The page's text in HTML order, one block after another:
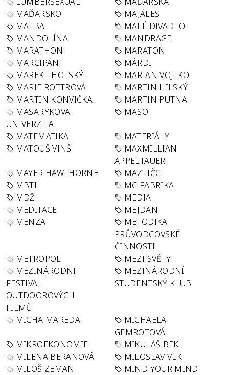
MAĎARSKO
MAJÁLES
MALBA
MALÉ DIVADLO
MANDOLÍNA
MANDRAGE
MARATHON
MARATON
MARCIPÁN
MÁRDI
MAREK LHOTSKÝ
MARIAN VOJTKO
MARIE ROTTROVÁ
MARTIN HILSKÝ
MARTIN KONVIČKA
MARTIN PUTNA
MASARYKOVA
UNIVERZITA
MASO
MATEMATIKA
MATERIÁLY
MATOUŠ VINŠ
MAXMILLIAN
APPELTAUER
MAYER HAWTHORNE
MAZLÍČCI
MBTI
MC FABRIKA
MDŽ
MEDIA
MEDITACE
MEJDAN
MENZA
METODIKA
PRŮVODCOVSKÉ
ČINNOSTI
METROPOL
MEZI SVĚTY
MEZINÁRODNÍ
FESTIVAL
OUTDOOROVÝCH
FILMŮ
MEZINÁRODNÍ
STUDENTSKÝ KLUB
MICHA MAREDA
MICHAELA
GEMROTOVÁ
MIKROEKONOMIE
MIKULÁŠ BEK
MILENA BERANOVÁ
MILOSLAV VLK
MILOŠ ZEMAN
MIND YOUR MIND